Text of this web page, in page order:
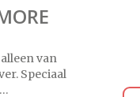
van
Speciaal